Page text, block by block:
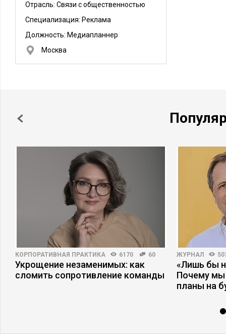
Отрасль: Связи с общественностью
Специализация: Реклама
Должность: Медиапланнер
Москва
КОРПОРАТИВНАЯ ПРАКТИКА 6170 60
Укрощение незаменимых: как
сломить сопротивление команды
ЖУРНАЛ
«Лишь бы
Почему мы
планы на